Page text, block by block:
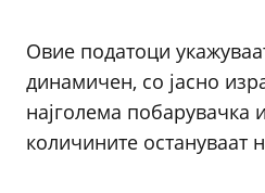
Овие податоци
динамичен, со јасно
најголема побарувачка
количините остануваат